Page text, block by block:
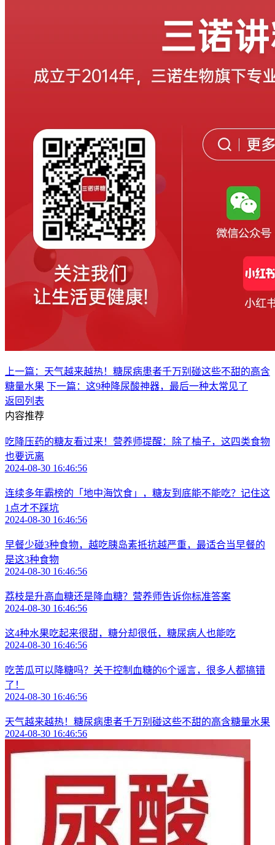
上一篇：天气越来越热！糖尿病患者千万别碰这些不甜的高含
糖量水果 下一篇：这9种降尿酸神器，最后一种太常见了
返回列表
内容推荐
吃降压药的糖友看过来！营养师提醒：除了柚子，这四类食物
也要远离
2024-08-30 16:46:56
连续多年霸榜的「地中海饮食」，糖友到底能不能吃？记住这
1点才不踩坑
2024-08-30 16:46:56
早餐少碰3种食物，越吃胰岛素抵抗越严重，最适合当早餐的
是这3种食物
2024-08-30 16:46:56
荔枝是升高血糖还是降血糖？营养师告诉你标准答案
2024-08-30 16:46:56
这4种水果吃起来很甜，糖分却很低，糖尿病人也能吃
2024-08-30 16:46:56
吃苦瓜可以降糖吗？关于控制血糖的6个谣言，很多人都搞错
了！
2024-08-30 16:46:56
天气越来越热！糖尿病患者千万别碰这些不甜的高含糖量水果
2024-08-30 16:46:56